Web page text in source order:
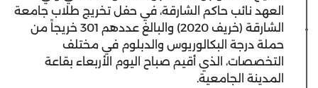
العهد نائب حاكم الشارقة، في حفل تخريج طلاب جامعة
الشارقة (خريف 2020) والبالغ عددهم 301 خريجاً من
حملة درجة البكالوريوس والدبلوم في مختلف
التخصصات، الذي أقيم صباح اليوم الأربعاء بقاعة
المدينة الجامعية.